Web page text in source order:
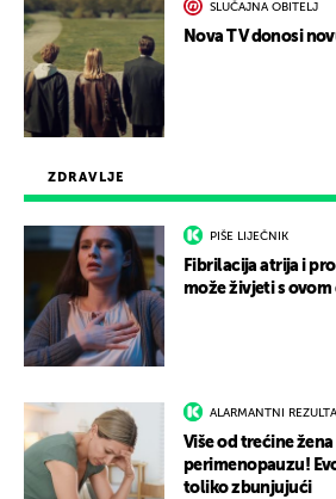
ZDRAVLJE
PIŠE LIJEČNIK
Fibrilacija atrija i
može živjeti s
ALARMANTNI
Više od trećine
perimenopauzu!
toliko zbunjujući
SLUČAJNA OBITELJ
Nova TV donosi